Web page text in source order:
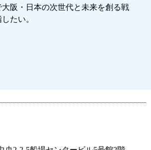
阪・日本の次世代と未来を創る戦
たい。